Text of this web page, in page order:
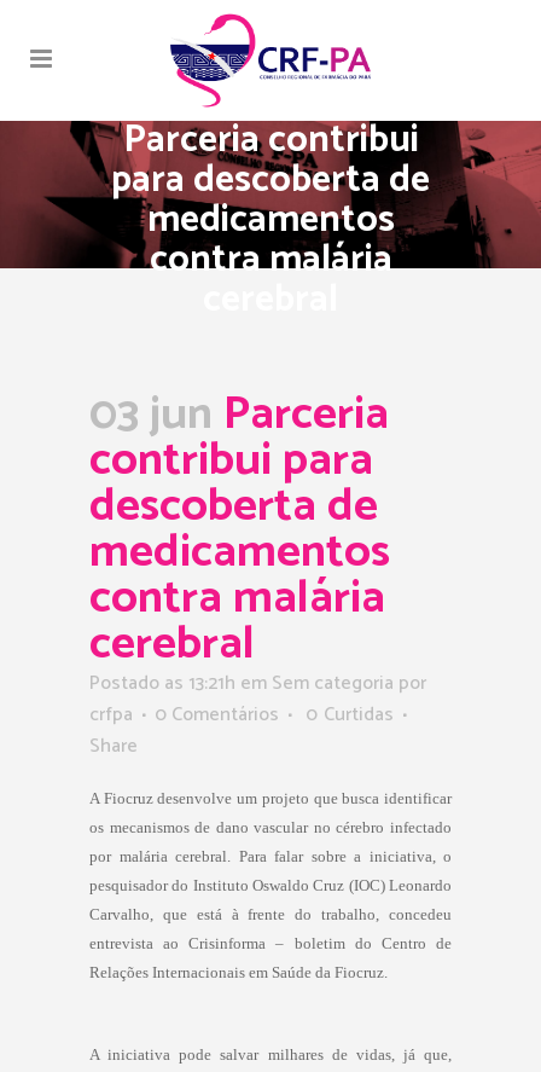
Parceria contribui
para descoberta de
medicamentos
contra malária
03 jun Parceria
contribui para
descoberta de
medicamentos
contra malária
cerebral
Postado as 13:21h em Sem categoria por
crfpa
0 Comentários 0 Curtidas
Share
A Fiocruz desenvolve um projeto que busca identificar
os mecanismos de dano vascular no cérebro infectado
por malária cerebral. Para falar sobre a iniciativa, o
pesquisador do Instituto Oswaldo Cruz (IOC) Leonardo
Carvalho, que está à frente do trabalho, concedeu
entrevista ao
Crisinforma
– boletim do Centro de
Relações Internacionais em Saúde da Fiocruz.
A iniciativa pode salvar milhares de vidas, já que,